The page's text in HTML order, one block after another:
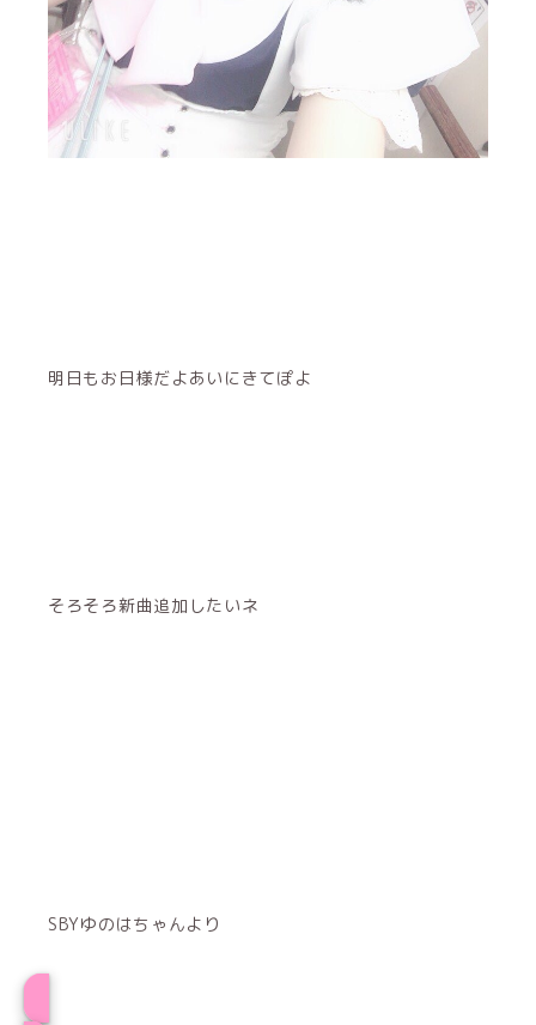
明日もお日様だよあいにきてぽよ
そろそろ新曲追加したいネ
SBYゆのはちゃんより